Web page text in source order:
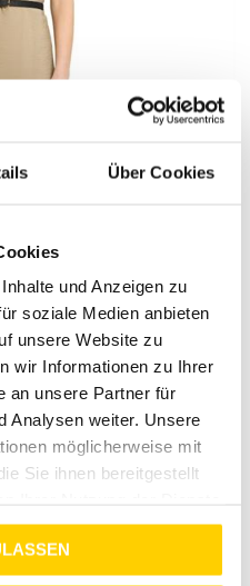
Über Cookies
und Anzeigen zu
soziale Medien anbieten
unsere Website zu
wir Informationen zu Ihrer
an unsere Partner für
Analysen weiter. Unsere
möglicherweise mit
Sie ihnen bereitgestellt